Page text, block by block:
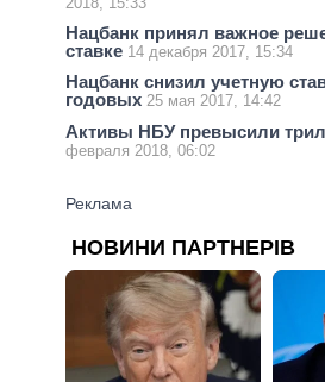
Нацбанк принял важное
ставке 14 декабря 2017, 15:34
Нацбанк снизил учетную
годовых 25 мая 2017, 14:42
Активы НБУ превысили
февраля 2018, 06:02